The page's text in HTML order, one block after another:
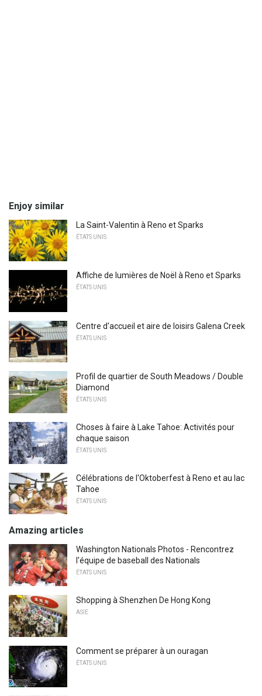
Enjoy similar
La Saint-Valentin à Reno et Sparks
ÉTATS UNIS
Affiche de lumières de Noël à Reno et Sparks
ÉTATS UNIS
Centre d'accueil et aire de loisirs Galena Creek
ÉTATS UNIS
Profil de quartier de South Meadows / Double
Diamond
ÉTATS UNIS
Choses à faire à Lake Tahoe: Activités pour
chaque saison
ÉTATS UNIS
Célébrations de l'Oktoberfest à Reno et au lac
Tahoe
ÉTATS UNIS
Amazing articles
Washington Nationals Photos - Rencontrez
l'équipe de baseball des Nationals
ÉTATS UNIS
Shopping à Shenzhen De Hong Kong
ASIE
Comment se préparer à un ouragan
ÉTATS UNIS